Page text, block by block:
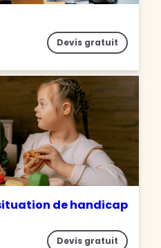
Devis gratuit
de handicap
Devis gratuit